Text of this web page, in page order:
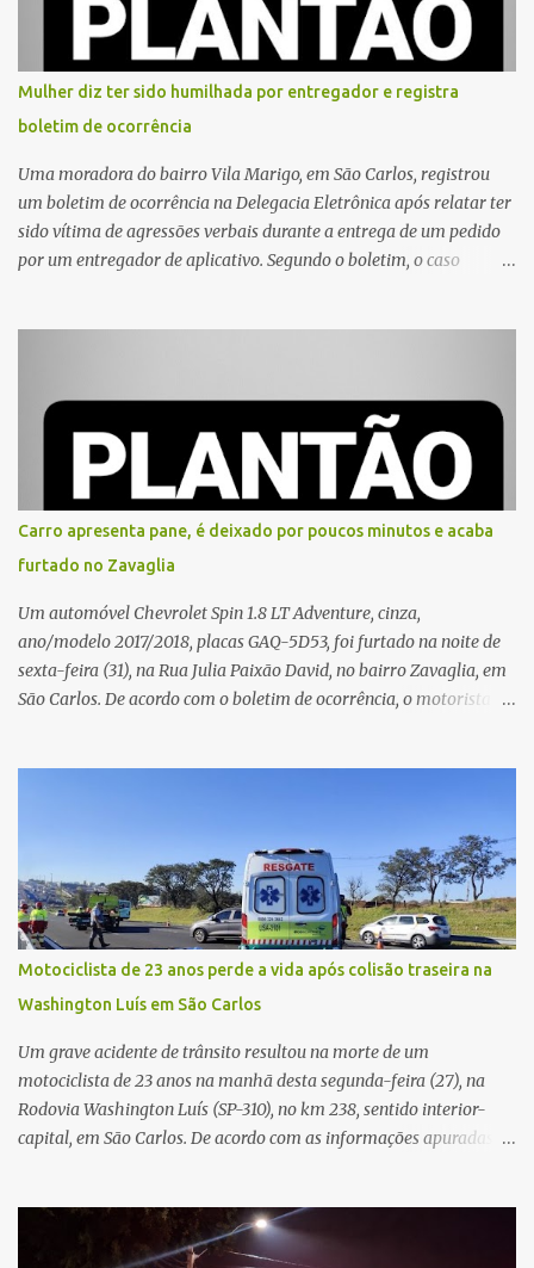
Mulher diz ter sido humilhada por entregador e registra
boletim de ocorrência
Uma moradora do bairro Vila Marigo, em São Carlos, registrou
um boletim de ocorrência na Delegacia Eletrônica após relatar ter
sido vítima de agressões verbais durante a entrega de um pedido
por um entregador de aplicativo. Segundo o boletim, o caso
proximidades. Ainda conforme o registro policial, a vítima relatou
que, ao receber a entrega, voltou a ser ofendida com palavras de
baixo calão e insultos. Ela informou à Polícia Civil que mora
sozinha e que se sentiu ameaçada, coagida e humilhada com a
situação. Fonte: São Carlos Agora
Carro apresenta pane, é deixado por poucos minutos e acaba
furtado no Zavaglia
Um automóvel Chevrolet Spin 1.8 LT Adventure, cinza,
ano/modelo 2017/2018, placas GAQ-5D53, foi furtado na noite de
sexta-feira (31), na Rua Julia Paixão David, no bairro Zavaglia, em
São Carlos. De acordo com o boletim de ocorrência, o motorista
permaneceu com a chave de ignição e se ausentou do local por
cerca de dez minutos para buscar ajuda. Ao retornar, constatou
que o automóvel havia desaparecido. A vítima realizou buscas
pelas imediações, mas não conseguiu localizar o veículo.
Conforme o boletim, um menino de aproximadamente 10 anos
relatou ter visto a Spin passando pelo local fazendo um forte ruído,
característica compatível com o problema mecânico que o veículo
já apresentava antes do furto. O carro possui seguro e, segundo a
Motociclista de 23 anos perde a vida após colisão traseira na
Washington Luís em São Carlos
Um grave acidente de trânsito resultou na morte de um
motociclista de 23 anos na manhã desta segunda-feira (27), na
Rodovia Washington Luís (SP-310), no km 238, sentido interior-
capital, em São Carlos. De acordo com as informações apuradas no
veículo, o trânsito estava lento e congestionado devido a obras
realizadas na rodovia, momento em que ocorreu o impacto. Com